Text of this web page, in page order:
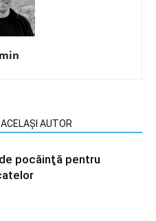
ACELAȘI AUTOR
pocăinţă pentru